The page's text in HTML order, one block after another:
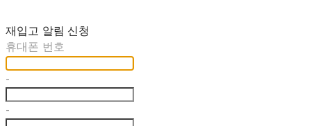
재입고 알림 신청
휴대폰 번호
-
-